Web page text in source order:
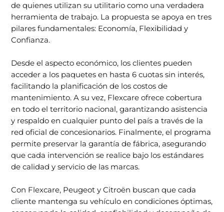
de quienes utilizan su utilitario como una verdadera
herramienta de trabajo. La propuesta se apoya en tres
pilares fundamentales: Economía, Flexibilidad y
Confianza.
Desde el aspecto económico, los clientes pueden
acceder a los paquetes en hasta 6 cuotas sin interés,
facilitando la planificación de los costos de
mantenimiento. A su vez, Flexcare ofrece cobertura
en todo el territorio nacional, garantizando asistencia
y respaldo en cualquier punto del país a través de la
red oficial de concesionarios. Finalmente, el programa
permite preservar la garantía de fábrica, asegurando
que cada intervención se realice bajo los estándares
de calidad y servicio de las marcas.
Con Flexcare, Peugeot y Citroën buscan que cada
cliente mantenga su vehículo en condiciones óptimas,